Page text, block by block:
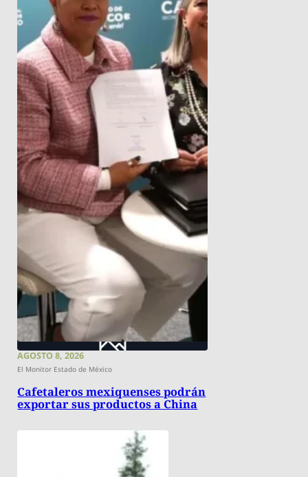
AGOSTO 8, 2026
El Monitor Estado de México
Cafetaleros mexiquenses podrán
exportar sus productos a China